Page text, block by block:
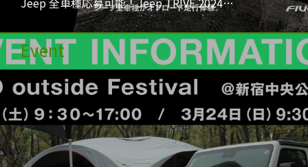
Event